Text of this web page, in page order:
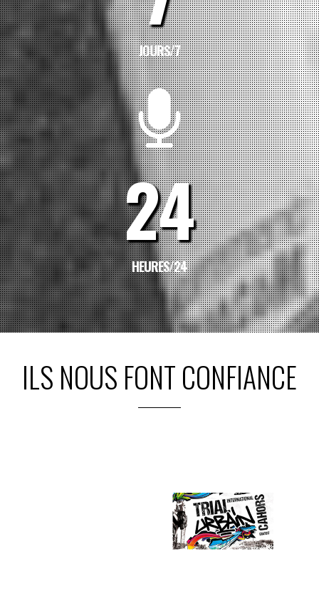
JOURS/7
24
HEURES/24
ILS NOUS FONT CONFIANCE